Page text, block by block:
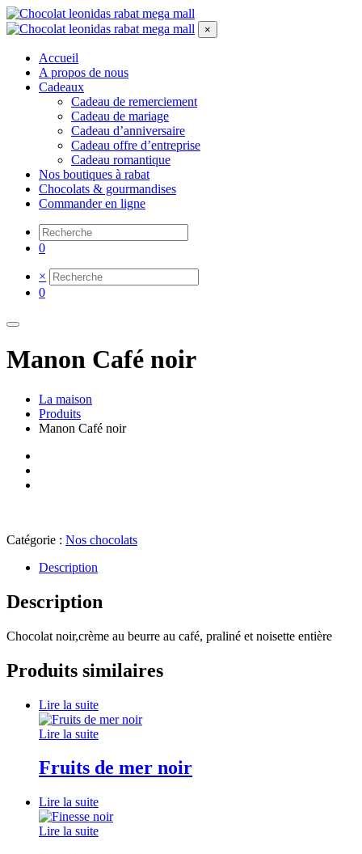
×
Accueil
A propos de nous
Cadeaux
Cadeau de remerciement
Cadeau de mariage
Cadeau d’anniversaire
Cadeau offre d’entreprise
Cadeau romantique
Nos boutiques à rabat
Chocolats & gourmandises
Commander en ligne
0
×
0
Manon Café noir
La maison
Produits
Manon Café noir
Catégorie : Nos chocolats
Description
Description
Chocolat noir,crème au beurre au café, praliné et noisette entière
Produits similaires
Lire la suite
Lire la suite
Fruits de mer noir
Lire la suite
Lire la suite